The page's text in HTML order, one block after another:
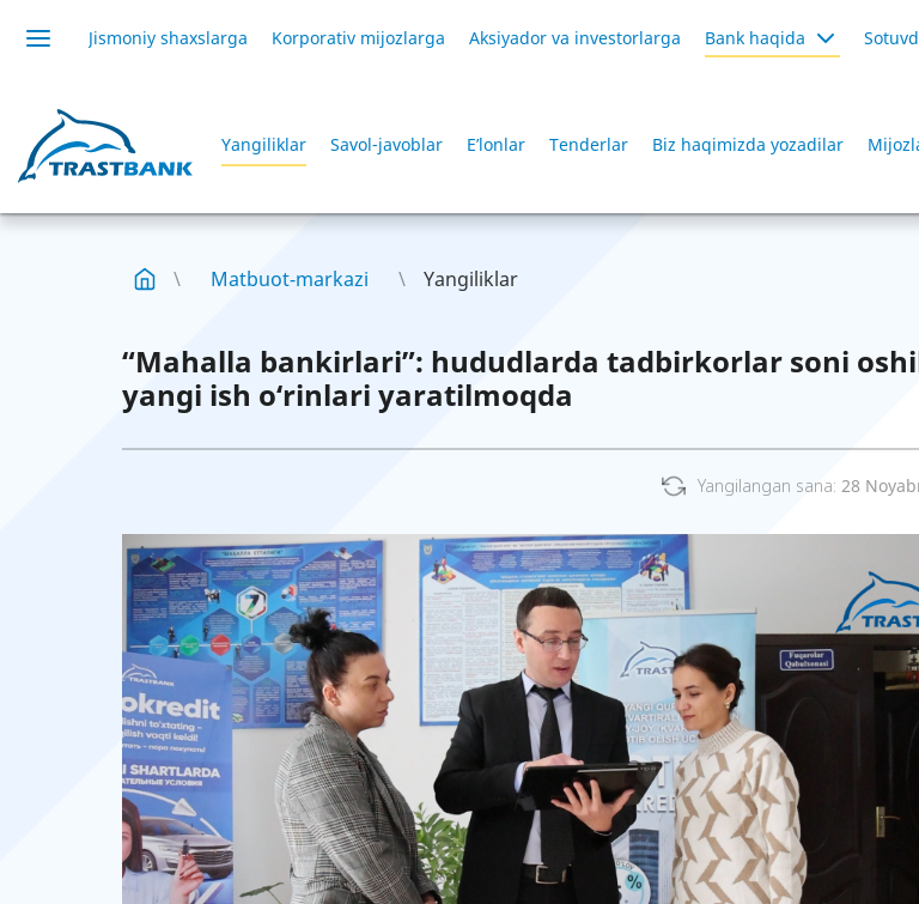
Jismoniy shaxslarga Korporativ mijozlarga Aksiyador va investorlarga Bank haqida
Yangiliklar Savol-javoblar E’lonlar Tenderlar Biz haqimizda yozadilar
Matbuot-markazi Yangiliklar
“Mahalla bankirlari”: hududlarda tadbirkorlar soni
yangi ish o‘rinlari yaratilmoqda
Yangilangan sana: 28